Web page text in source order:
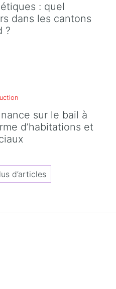
: quel
dans les cantons
?
sur le bail à
d’habitations et
d’articles